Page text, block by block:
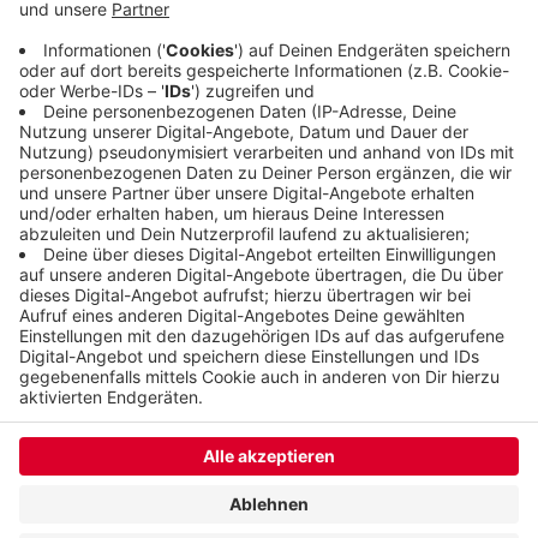
Bromberger Straße ab und dabei rutschte sie nach
bisherigen Ermittlungen der Polizei auf
Ölrückständen aus.
Veröffentlicht: Montag, 28.08.2023 14:21
Anzeige
Anzeige